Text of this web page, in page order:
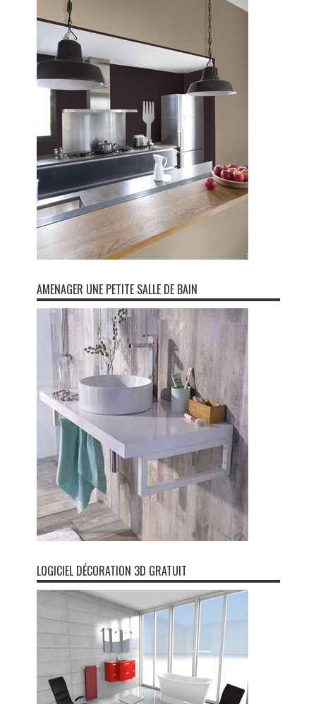
AMENAGER UNE PETITE SALLE DE BAIN
LOGICIEL DÉCORATION 3D GRATUIT